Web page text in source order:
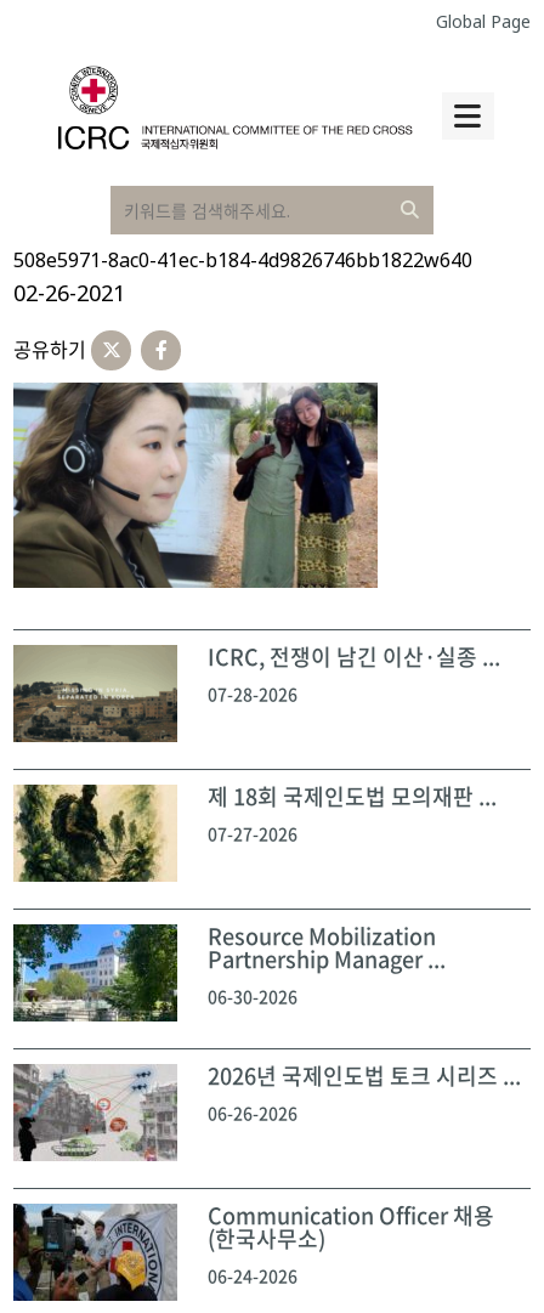
Global Page
508e5971-8ac0-41ec-b184-4d9826746bb1822w640
02-26-2021
공유하기
ICRC, 전쟁이 남긴 이산·실종 ...
07-28-2026
제 18회 국제인도법 모의재판 ...
07-27-2026
Resource Mobilization
Partnership Manager ...
06-30-2026
2026년 국제인도법 토크 시리즈 ...
06-26-2026
Communication Officer 채용
(한국사무소)
06-24-2026